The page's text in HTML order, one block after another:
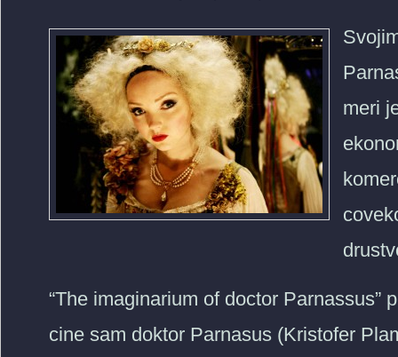
meri
“The imaginarium of doctor
cine sam doktor Parnasus (Kristofer